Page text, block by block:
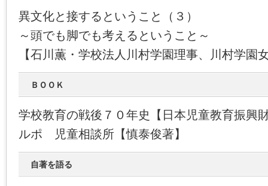
異文化と接するということ（３）
～頭でも脚でも考えるということ～
【石川薫・学校法人川村学園理事、川村学園
ＢＯＯＫ
学校教育の戦後７０年史【日本児童教育振興
ルポ 児童相談所【慎泰俊著】
自著を語る